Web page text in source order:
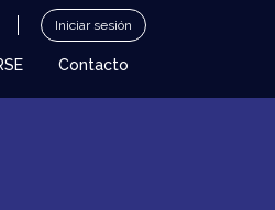
Iniciar sesión
Contacto